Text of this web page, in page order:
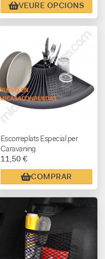
VEURE OPCIONS
Escorreplats Especial per
Caravaning
11,50 €
COMPRAR